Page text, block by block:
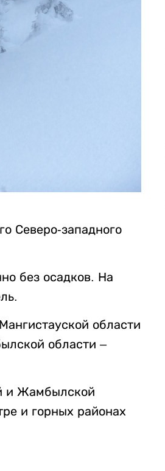
Северо-западного
без осадков. На
области
области –
и Жамбылской
и горных районах